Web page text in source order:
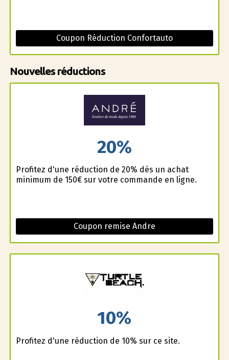
Coupon Réduction Confortauto
Nouvelles réductions
20%
Profitez d'une réduction de 20% dès un achat
minimum de 150€ sur votre commande en ligne.
Coupon remise Andre
10%
Profitez d'une réduction de 10% sur ce site.